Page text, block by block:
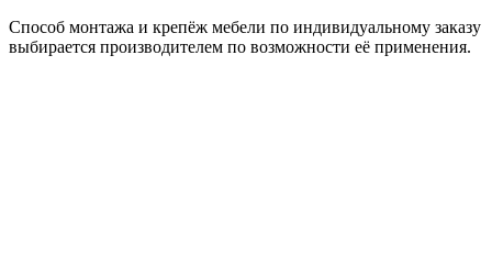
Способ монтажа и крепёж мебели по индивидуальному заказу
выбирается производителем по возможности её применения.